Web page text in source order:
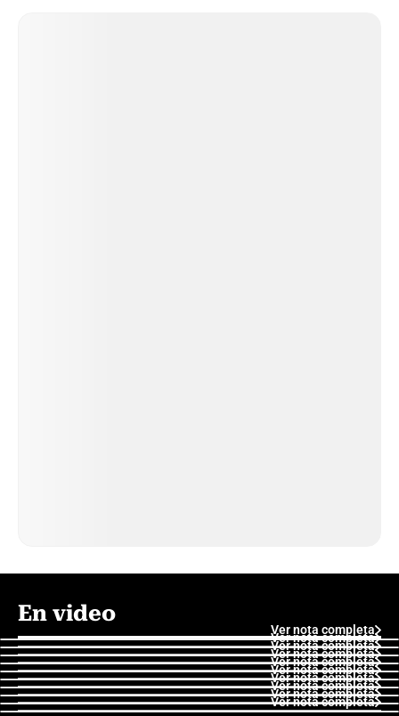
En video
Ver nota completa
Ver nota completa
Ver nota completa
Ver nota completa
Ver nota completa
Ver nota completa
Ver nota completa
Ver nota completa
Ver nota completa
Ver nota completa